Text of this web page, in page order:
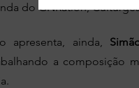
do GNRation,
apresenta, ainda,
a composição